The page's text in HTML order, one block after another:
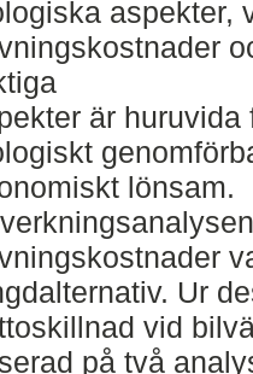
aspekter,
är
lönsam.
Ur
vid
på två